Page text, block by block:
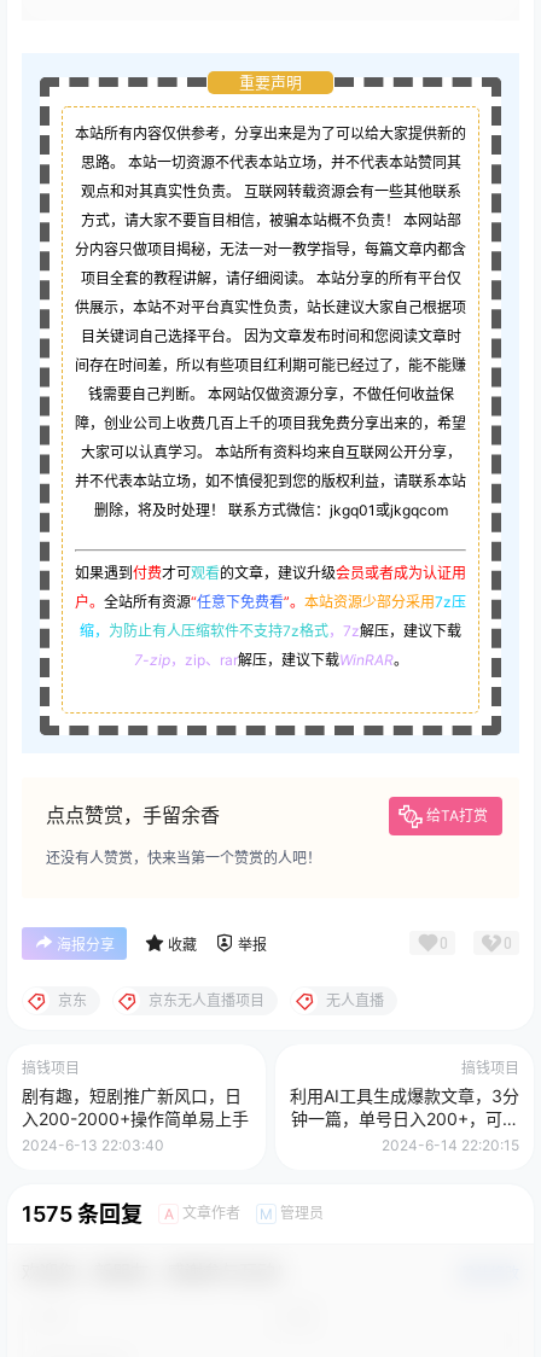
重要声明
本站所有内容仅供参考，分享出来是为了可以给大家提供新的
思路。 本站一切资源不代表本站立场，并不代表本站赞同其
观点和对其真实性负责。 互联网转载资源会有一些其他联系
方式，请大家不要盲目相信，被骗本站概不负责！ 本网站部
分内容只做项目揭秘，无法一对一教学指导，每篇文章内都含
项目全套的教程讲解，请仔细阅读。 本站分享的所有平台仅
供展示，本站不对平台真实性负责，站长建议大家自己根据项
目关键词自己选择平台。 因为文章发布时间和您阅读文章时
间存在时间差，所以有些项目红利期可能已经过了，能不能赚
钱需要自己判断。 本网站仅做资源分享，不做任何收益保
障，创业公司上收费几百上千的项目我免费分享出来的，希望
大家可以认真学习。 本站所有资料均来自互联网公开分享，
并不代表本站立场，如不慎侵犯到您的版权利益，请联系本站
删除，将及时处理！ 联系方式微信：jkgq01或jkgqcom
如果遇到 付费才可观看的文章，建议升级会员或者成为认证用
户。 全站所有资源“任意下免费看”。 本站资源少部分采用7z压
缩， 为防止有人压缩软件不支持7z格式，7z解压，建议下载
7-zip，zip、rar解压，建议下载WinRAR。
点点赞赏，手留余香 给TA打赏
还没有人赞赏，快来当第一个赞赏的人吧！
海报分享 收藏 举报 0 0
京东 京东无人直播项目 无人直播
搞钱项目
剧有趣，短剧推广新风口，日
入200-2000+操作简单易上手
2024-6-13 22:03:40
搞钱项目
利用AI工具生成爆款文章，3分
钟一篇，单号日入200+，可批
量放大，小白轻松上手
2024-6-14 22:20:15
1575 条回复 A 文章作者 M 管理员